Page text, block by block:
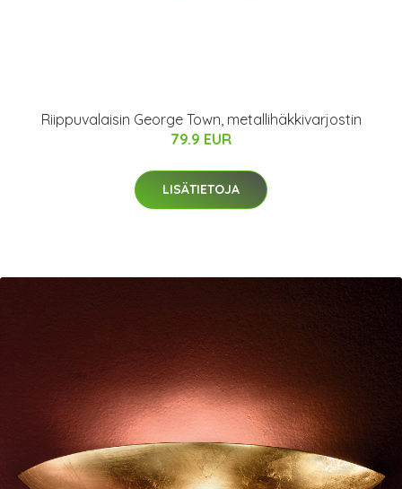
Riippuvalaisin George Town, metallihäkkivarjostin
79.9 EUR
LISÄTIETOJA